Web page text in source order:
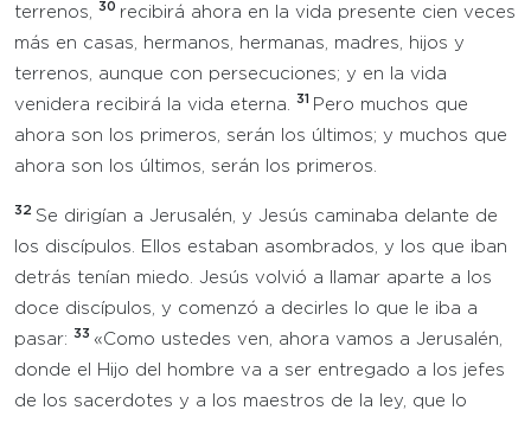
terrenos,
30 recibirá ahora en la vida presente cien veces
más en casas, hermanos, hermanas, madres, hijos y
terrenos, aunque con persecuciones; y en la vida
venidera recibirá la vida eterna.
31
Pero muchos que
ahora son los primeros, serán los últimos; y muchos que
ahora son los últimos, serán los primeros.
32 Se dirigían a Jerusalén, y Jesús caminaba delante de
los discípulos. Ellos estaban asombrados, y los que iban
detrás tenían miedo. Jesús volvió a llamar aparte a los
doce discípulos, y comenzó a decirles lo que le iba a
pasar: 33 «Como ustedes ven, ahora vamos a Jerusalén,
donde el Hijo del hombre va a ser entregado a los jefes
de los sacerdotes y a los maestros de la ley, que lo